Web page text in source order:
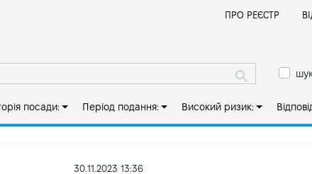
ПРО РЕЄСТР
посади: Період подання: Високий ризик:
30.11.2023 13:36